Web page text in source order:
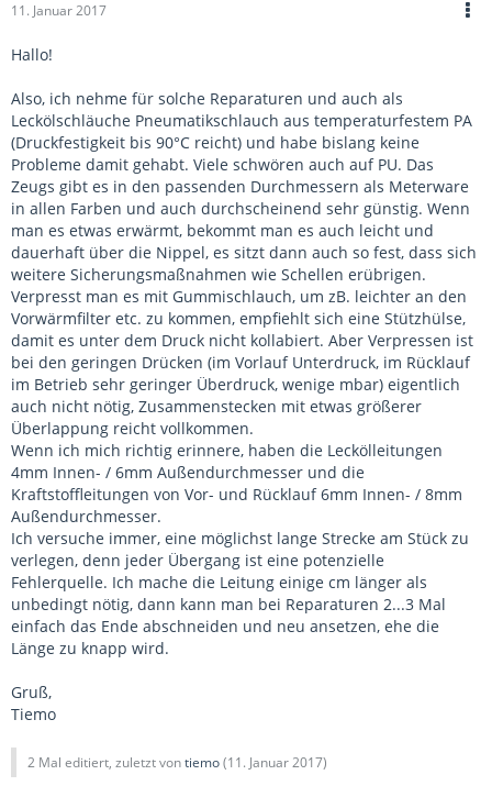
11. Januar 2017
Hallo!
Also, ich nehme für solche Reparaturen und auch als
Leckölschläuche Pneumatikschlauch aus temperaturfestem PA
(Druckfestigkeit bis 90°C reicht) und habe bislang keine
Probleme damit gehabt. Viele schwören auch auf PU. Das
Zeugs gibt es in den passenden Durchmessern als Meterware
in allen Farben und auch durchscheinend sehr günstig. Wenn
man es etwas erwärmt, bekommt man es auch leicht und
dauerhaft über die Nippel, es sitzt dann auch so fest, dass sich
weitere Sicherungsmaßnahmen wie Schellen erübrigen.
Verpresst man es mit Gummischlauch, um zB. leichter an den
Vorwärmfilter etc. zu kommen, empfiehlt sich eine Stützhülse,
damit es unter dem Druck nicht kollabiert. Aber Verpressen ist
bei den geringen Drücken (im Vorlauf Unterdruck, im Rücklauf
im Betrieb sehr geringer Überdruck, wenige mbar) eigentlich
auch nicht nötig, Zusammenstecken mit etwas größerer
Überlappung reicht vollkommen.
Wenn ich mich richtig erinnere, haben die Leckölleitungen
4mm Innen- / 6mm Außendurchmesser und die
Kraftstoffleitungen von Vor- und Rücklauf 6mm Innen- / 8mm
Außendurchmesser.
Ich versuche immer, eine möglichst lange Strecke am Stück zu
verlegen, denn jeder Übergang ist eine potenzielle
Fehlerquelle. Ich mache die Leitung einige cm länger als
unbedingt nötig, dann kann man bei Reparaturen 2...3 Mal
einfach das Ende abschneiden und neu ansetzen, ehe die
Länge zu knapp wird.
Gruß,
Tiemo
2 Mal editiert, zuletzt vontiemo(11. Januar 2017)